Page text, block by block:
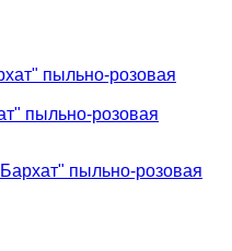
пыльно-розовая
пыльно-розовая